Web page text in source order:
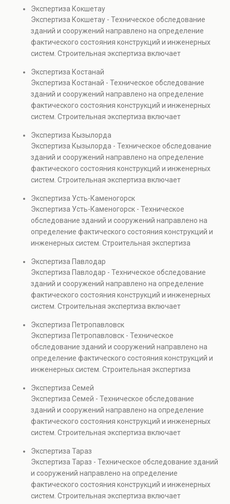
элементов и оценку эксплуатационной безопасности.
Услуга востребована при покупке недвижимости,
капитальном ремонте и реконструкции объектов, а
также при судебных разбирательствах и технических
проверках.
Экспертиза Кокшетау
Экспертиза Кокшетау - Техническое обследование
зданий и сооружений направлено на определение
фактического состояния конструкций и инженерных
систем. Строительная экспертиза включает
элементов и оценку эксплуатационной безопасности.
Услуга востребована при покупке недвижимости,
капитальном ремонте и реконструкции объектов, а
также при судебных разбирательствах и технических
проверках.
Экспертиза Костанай
Экспертиза Костанай - Техническое обследование
зданий и сооружений направлено на определение
фактического состояния конструкций и инженерных
систем. Строительная экспертиза включает
элементов и оценку эксплуатационной безопасности.
Услуга востребована при покупке недвижимости,
капитальном ремонте и реконструкции объектов, а
также при судебных разбирательствах и технических
проверках.
Экспертиза Кызылорда
Экспертиза Кызылорда - Техническое обследование
зданий и сооружений направлено на определение
фактического состояния конструкций и инженерных
систем. Строительная экспертиза включает
элементов и оценку эксплуатационной безопасности.
Услуга востребована при покупке недвижимости,
капитальном ремонте и реконструкции объектов, а
также при судебных разбирательствах и технических
проверках.
Экспертиза Усть-Каменогорск
Экспертиза Усть-Каменогорск - Техническое
обследование зданий и сооружений направлено на
определение фактического состояния конструкций и
инженерных систем. Строительная экспертиза
прочности элементов и оценку эксплуатационной
безопасности. Услуга востребована при покупке
недвижимости, капитальном ремонте и реконструкции
объектов, а также при судебных разбирательствах и
технических проверках.
Экспертиза Павлодар
Экспертиза Павлодар - Техническое обследование
зданий и сооружений направлено на определение
фактического состояния конструкций и инженерных
систем. Строительная экспертиза включает
элементов и оценку эксплуатационной безопасности.
Услуга востребована при покупке недвижимости,
капитальном ремонте и реконструкции объектов, а
также при судебных разбирательствах и технических
проверках.
Экспертиза Петропавловск
Экспертиза Петропавловск - Техническое
обследование зданий и сооружений направлено на
определение фактического состояния конструкций и
инженерных систем. Строительная экспертиза
прочности элементов и оценку эксплуатационной
безопасности. Услуга востребована при покупке
недвижимости, капитальном ремонте и реконструкции
объектов, а также при судебных разбирательствах и
технических проверках.
Экспертиза Семей
Экспертиза Семей - Техническое обследование
зданий и сооружений направлено на определение
фактического состояния конструкций и инженерных
систем. Строительная экспертиза включает
элементов и оценку эксплуатационной безопасности.
Услуга востребована при покупке недвижимости,
капитальном ремонте и реконструкции объектов, а
также при судебных разбирательствах и технических
проверках.
Экспертиза Тараз
Экспертиза Тараз - Техническое обследование зданий
и сооружений направлено на определение
фактического состояния конструкций и инженерных
систем. Строительная экспертиза включает